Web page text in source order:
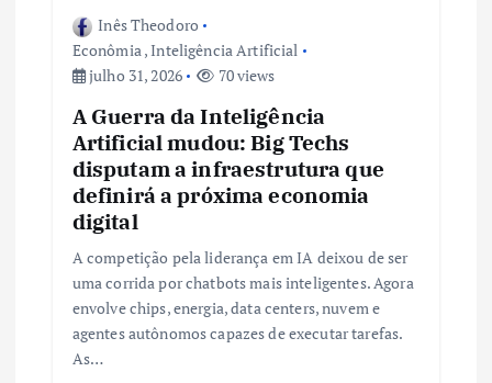
Inês Theodoro
Econômia,Inteligência Artificial
julho 31, 2026
70 views
A Guerra da Inteligência
Artificial mudou: Big Techs
disputam a infraestrutura que
definirá a próxima economia
digital
A competição pela liderança em IA deixou de ser
uma corrida por chatbots mais inteligentes. Agora
envolve chips, energia, data centers, nuvem e
agentes autônomos capazes de executar tarefas.
As…